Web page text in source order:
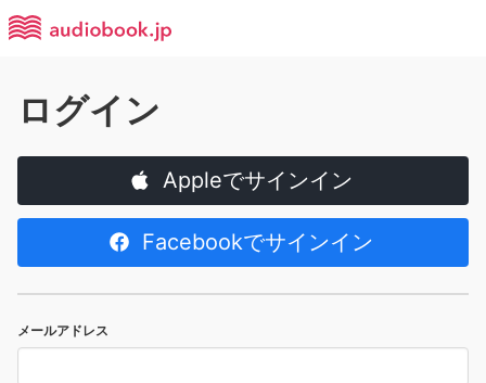
ログイン
Appleでサインイン
Facebookでサインイン
メールアドレス